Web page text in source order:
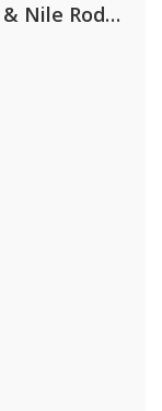
Damiano David, Tyla & Nile Rodgers